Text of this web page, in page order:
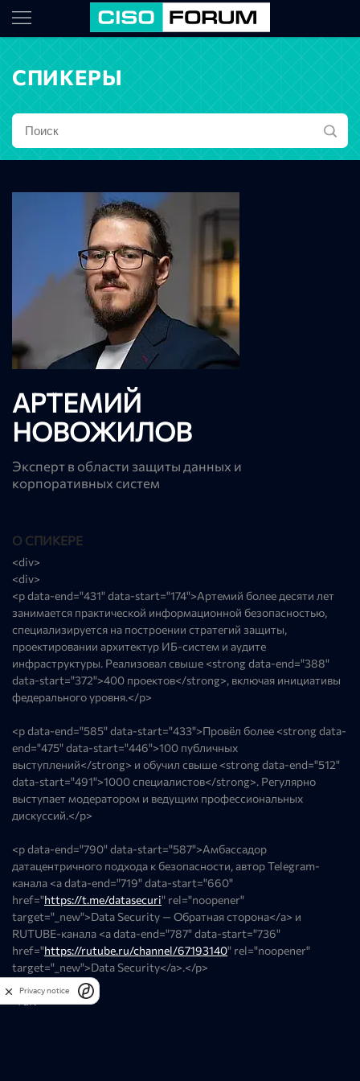
СПИКЕРЫ
АРТЕМИЙ
НОВОЖИЛОВ
Эксперт в области защиты данных и
корпоративных систем
О СПИКЕРЕ
<div>
<div>
<p data-end="431" data-start="174">Артемий более десяти лет
занимается практической информационной безопасностью,
специализируется на построении стратегий защиты,
проектировании архитектур ИБ-систем и аудите
инфраструктуры. Реализовал свыше <strong data-end="388"
data-start="372">400 проектов</strong>, включая инициативы
федерального уровня.</p>
<p data-end="585" data-start="433">Провёл более <strong data-
end="475" data-start="446">100 публичных
выступлений</strong> и обучил свыше <strong data-end="512"
data-start="491">1000 специалистов</strong>. Регулярно
выступает модератором и ведущим профессиональных
дискуссий.</p>
<p data-end="790" data-start="587">Амбассадор
датацентричного подхода к безопасности, автор Telegram-
канала <a data-end="719" data-start="660"
href="https://t.me/datasecuri" rel="noopener"
target="_new">Data Security — Обратная сторона</a> и
RUTUBE-канала <a data-end="787" data-start="736"
href="https://rutube.ru/channel/67193140" rel="noopener"
target="_new">Data Security</a>.</p>
</div>
Privacy notice